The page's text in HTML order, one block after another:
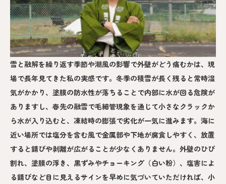
雪と融解を繰り返す季節や潮風の影響で外壁がどう痛むかは、現
場で長年見てきた私の実感です。冬季の積雪が長く残ると常時湿
気がかかり、塗膜の防水性が落ちることで内部に水が回る危険が
ありますし、春先の融雪で毛細管現象を通じて小さなクラックか
ら水が入り込むと、凍結時の膨張で劣化が一気に進みます。海に
近い場所では塩分を含む風で金属部や下地が腐食しやすく、放置
すると錆びや剥離が広がることが少なくありません。外壁のひび
割れ、塗膜の浮き、黒ずみやチョーキング（白い粉）、塩害によ
る錆びなど目に見えるサインを早めに気づいていただければ、小